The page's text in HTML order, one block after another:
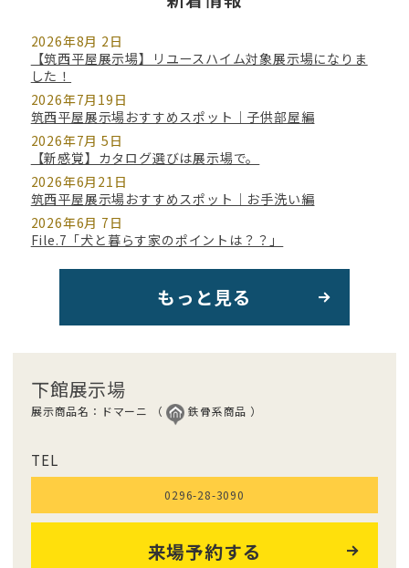
2026年8月 2日
【筑西平屋展示場】リユースハイム対象展示場になりま
した！
2026年7月19日
筑西平屋展示場おすすめスポット｜子供部屋編
2026年7月 5日
【新感覚】カタログ選びは展示場で。
2026年6月21日
筑西平屋展示場おすすめスポット｜お手洗い編
2026年6月 7日
File.7「犬と暮らす家のポイントは？？」
もっと見る
下館展示場
展示商品名：ドマーニ （ 鉄骨系商品 ）
TEL
0296-28-3090
来場予約する